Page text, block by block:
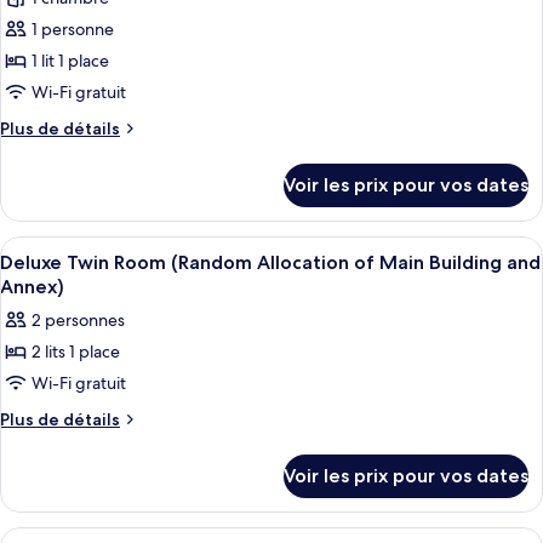
random
assignment)
pour
ce
type
de
chambre :
Dortoir
femmes
uniquement
(Main/annex
random
assignment)
1 personne
1 lit 1 place
Wi-Fi gratuit
Plus de détails
Plus
le
type
de
chambre
Dortoir
Partagé,
femmes
uniquement
(Main/annex
random
assignment)
Voir les prix pour vos dates
Afficher
toutes
les
photos
pour
ce
type
Deluxe
Twin
6
Deluxe Twin Room (Random Allocation of Main Building and
Annex)
2 personnes
2 lits 1 place
Wi-Fi gratuit
Plus de détails
Plus
le
type
Voir les prix pour vos dates